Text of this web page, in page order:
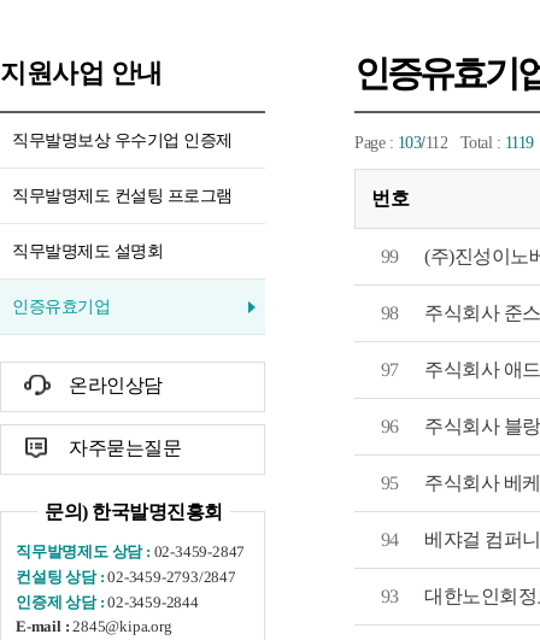
지원사업 안내
직무발명보상 우수기업 인증제
직무발명제도 컨설팅 프로그램
직무발명제도 설명회
인증유효기업
온라인상담
자주묻는질문
문의) 한국발명진흥회
직무발명제도 상담 : 02-3459-2847
컨설팅 상담 :02-3459-2793/2847
인증제 상담 :02-3459-2844
E-mail : 2845@kipa.org
인증유효기
Page : 103/112 Total : 1119
번호
99 (주)진성이노
98 주식회사 준
97 주식회사 애
96 주식회사 블
95 주식회사 베
94 베쟈걸 컴퍼니
93 대한노인회